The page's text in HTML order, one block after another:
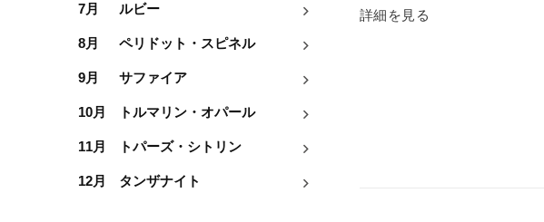
7月 ルビー
8月 ペリドット・スピネル
9月 サファイア
10月 トルマリン・オパール
11月 トパーズ・シトリン
12月 タンザナイト
詳細を見る